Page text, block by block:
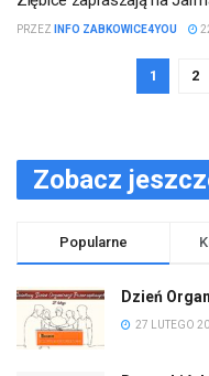
PRZEZ INFO ZABKOWICE4YOU
1 2
Zobacz
Popularne
Dzień
27 LUTEGO